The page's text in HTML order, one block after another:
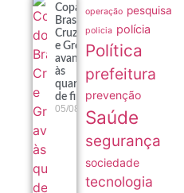
Copa do
Brasil:
Cruzeiro
e Grêmio
avançam
às
quartas
de final
05/08
operação pesquisa
policia polícia
Política
prefeitura
prevenção
Saúde
segurança
sociedade
tecnologia